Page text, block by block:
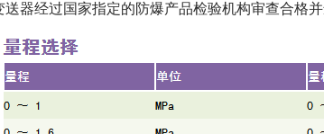
器经过国家指定的防爆产品检验机构审查合格并